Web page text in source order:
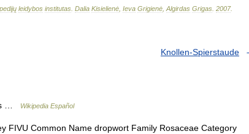
leidybos institutas Dalia Kisielienė Ieva Grigienė Algirdas Grigas 2007.
Knollen-Spierstaude
… Wikipedia Español
FIVU Common Name dropwort Family Rosaceae Category